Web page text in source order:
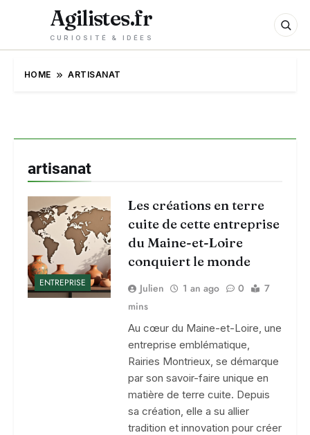
Agilistes.fr
CURIOSITÉ & IDÉES
HOME ARTISANAT
artisanat
ENTREPRISE
Les créations en terre
cuite de cette entreprise
du Maine-et-Loire
conquiert le monde
Julien 1 an ago 0
7
mins
Au cœur du Maine-et-Loire, une
entreprise emblématique,
Rairies Montrieux, se démarque
par son savoir-faire unique en
matière de terre cuite. Depuis
sa création, elle a su allier
tradition et innovation pour créer